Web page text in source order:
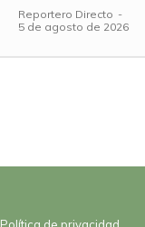
Reportero Directo -
5 de agosto de 2026